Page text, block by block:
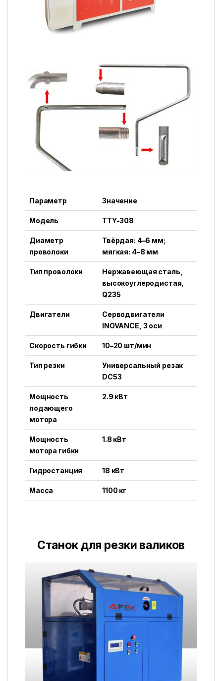
Параметр Значение
Модель TTY-308
Диаметр
проволоки
Твёрдая: 4–6 мм;
мягкая: 4–8 мм
Тип проволоки
Нержавеющая сталь,
высокоуглеродистая,
Q235
Двигатели
Серводвигатели
INOVANCE, 3 оси
Скорость гибки 10–20 шт/мин
Тип резки
Универсальный резак
DC53
Мощность
подающего
мотора
2.9 кВт
Мощность
мотора гибки
1.8 кВт
Гидростанция 18 кВт
Масса 1100 кг
Станок для резки валиков